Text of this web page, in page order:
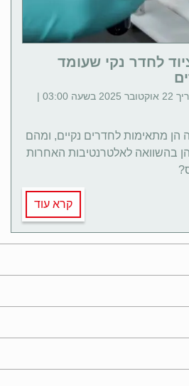
לחדר נקי שעומד
בתאריך 22 אוקטובר 2025 בשעה 03:00 |
הן מתאימות לחדרים נקיים, ומהם
בהשוואה לאלטרנטיבות האחרות
קרא עוד